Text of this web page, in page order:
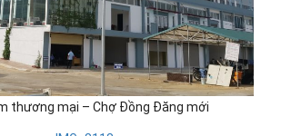
thương mại – Chợ Đồng Đăng mới